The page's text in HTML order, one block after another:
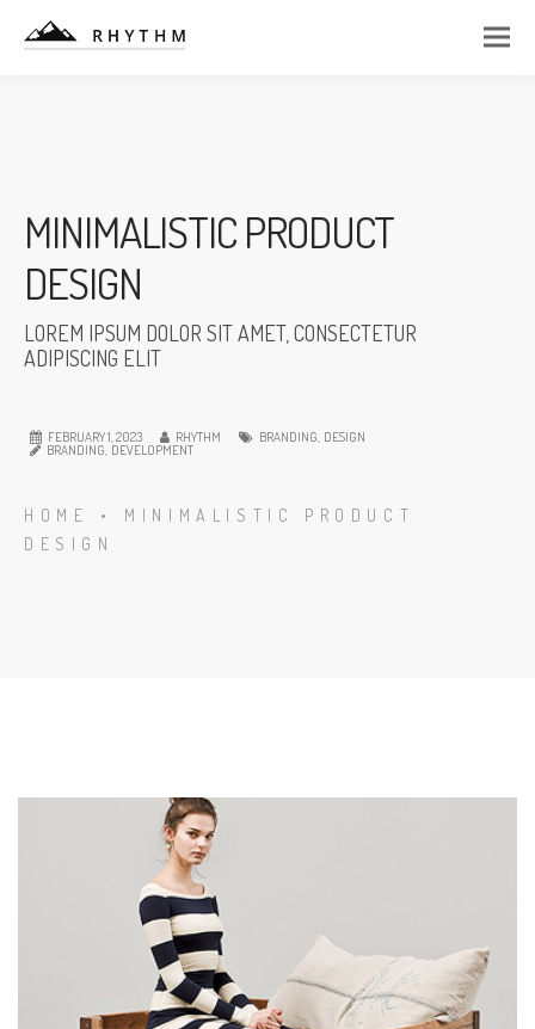
MINIMALISTIC PRODUCT
DESIGN
LOREM IPSUM DOLOR SIT AMET, CONSECTETUR
ADIPISCING ELIT
FEBRUARY 1, 2023 RHYTHM BRANDING, DESIGN
BRANDING, DEVELOPMENT
HOME •
MINIMALISTIC PRODUCT
DESIGN